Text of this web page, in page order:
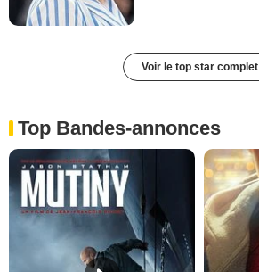
Voir le top star complet
Top Bandes-annonces